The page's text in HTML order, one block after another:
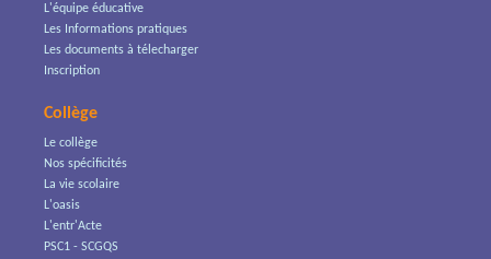
L'équipe éducative
Les Informations pratiques
Les documents à télecharger
Inscription
Collège
Le collège
Nos spécificités
La vie scolaire
L'oasis
L'entr'Acte
PSC1 - SCGQS